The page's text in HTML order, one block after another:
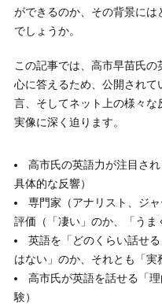
ができるのか、その背景に
でしょうか。
この記事では、高市早苗氏
心に答えるため、公開され
言、そしてネット上の様々
実像に深く迫ります。
高市氏の英語力が注目さ
具体的な反響）
専門家（アナリスト、ジ
評価（「凄い」のか、「うま
英語を「どのくらい話せ
はない」のか、それとも「実
高市氏が英語を話せる「
験）